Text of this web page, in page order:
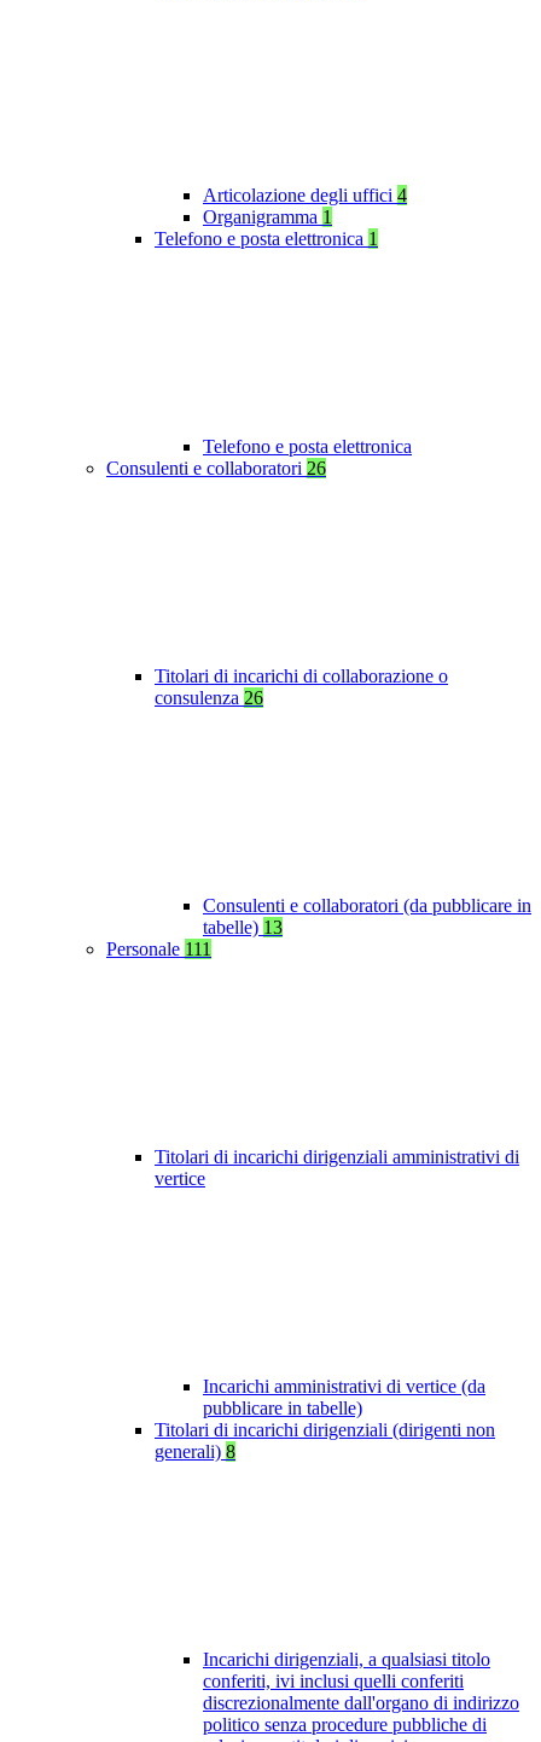
Articolazione degli uffici 4
Organigramma 1
Telefono e posta elettronica 1
Telefono e posta elettronica
Consulenti e collaboratori 26
Titolari di incarichi di collaborazione o
consulenza 26
Consulenti e collaboratori (da pubblicare in
tabelle) 13
Personale 111
Titolari di incarichi dirigenziali amministrativi di
vertice
Incarichi amministrativi di vertice (da
pubblicare in tabelle)
Titolari di incarichi dirigenziali (dirigenti non
generali) 8
Incarichi dirigenziali, a qualsiasi titolo
conferiti, ivi inclusi quelli conferiti
discrezionalmente dall'organo di indirizzo
politico senza procedure pubbliche di